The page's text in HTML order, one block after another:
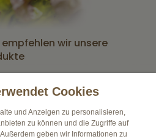
wir unsere
Cookies
und Anzeigen zu personalisieren,
zu können und die Zugriffe auf
geben wir Informationen zu